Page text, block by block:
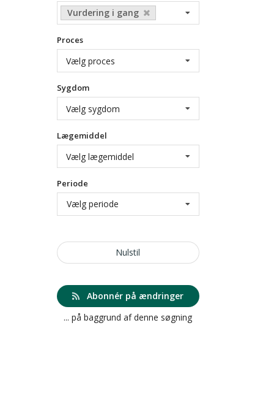
Vurdering i gang
Proces
Vælg proces
Sygdom
Vælg sygdom
Lægemiddel
Vælg lægemiddel
Periode
Vælg periode
Nulstil
Abonnér på ændringer
... på baggrund af denne søgning